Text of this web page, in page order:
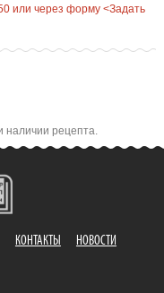
или через форму <Задать
наличии рецепта.
КОНТАКТЫ НОВОСТИ